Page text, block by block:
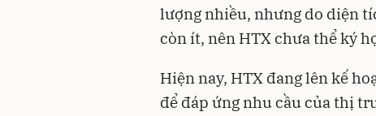
lượng nhiều, nhưng do diện
còn ít, nên HTX chưa thể ký
Hiện nay, HTX đang lên kế
để đáp ứng nhu cầu của thị